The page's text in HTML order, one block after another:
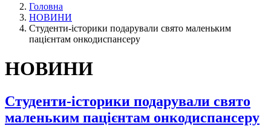
Головна
НОВИНИ
Студенти-історики подарували свято маленьким
пацієнтам онкодиспансеру
НОВИНИ
Студенти-історики подарували свято
маленьким пацієнтам онкодиспансеру